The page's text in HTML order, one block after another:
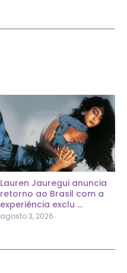
Lauren Jauregui anuncia
retorno ao Brasil com a
experiência exclu ...
agosto 3, 2026